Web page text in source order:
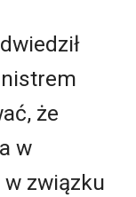
że
w
związku